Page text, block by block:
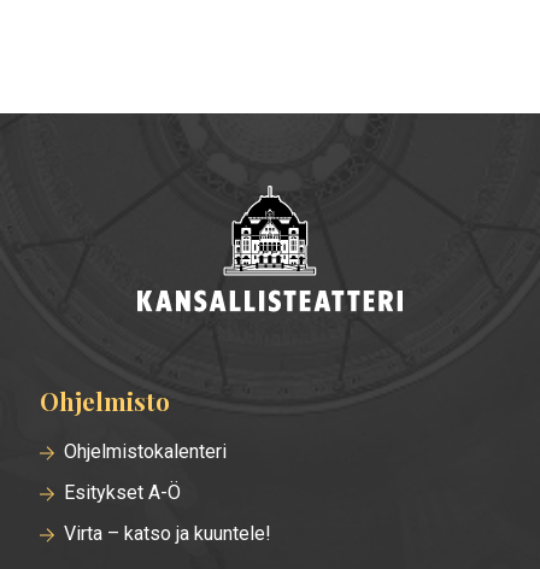
Alatunnisteen
valikko
Ohjelmisto
Ohjelmistokalenteri
Esitykset A-Ö
Virta – katso ja kuuntele!